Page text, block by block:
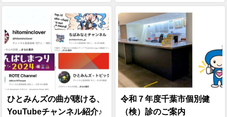
ひとみんズの曲が聴ける、
YouTubeチャンネル紹介♪
令和７年度千葉市個別健
（検）診のご案内